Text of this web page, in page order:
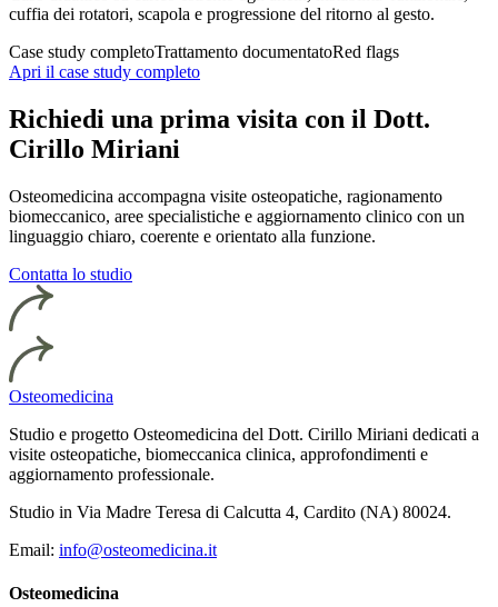
cuffia dei rotatori, scapola e progressione del ritorno al gesto.
Case study completoTrattamento documentatoRed flags
Apri il case study completo
Richiedi una prima visita con il Dott.
Cirillo Miriani
Osteomedicina accompagna visite osteopatiche, ragionamento
biomeccanico, aree specialistiche e aggiornamento clinico con un
linguaggio chiaro, coerente e orientato alla funzione.
Contatta lo studio
Osteomedicina
Studio e progetto Osteomedicina del Dott. Cirillo Miriani dedicati a
visite osteopatiche, biomeccanica clinica, approfondimenti e
aggiornamento professionale.
Studio in Via Madre Teresa di Calcutta 4, Cardito (NA) 80024.
Email: info@osteomedicina.it
Osteomedicina